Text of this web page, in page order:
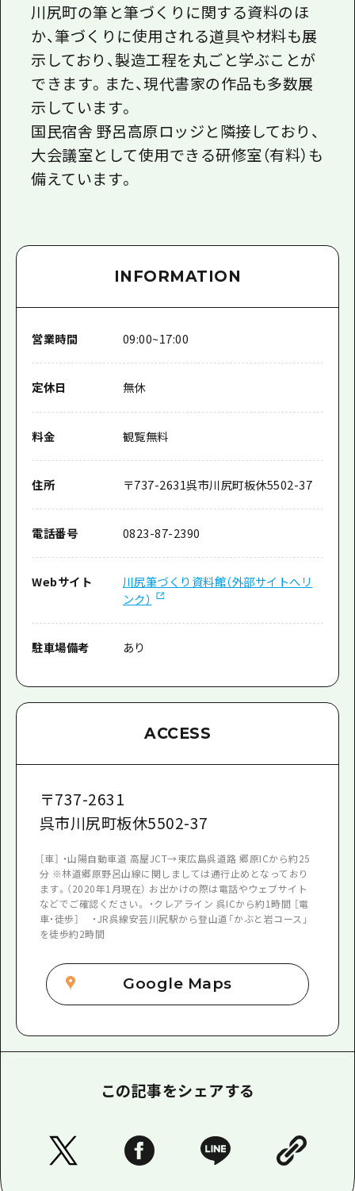
フォトダウンロード
関連リンク
川尻町の筆と筆づくりに関する資料のほ
か、筆づくりに使用される道具や材料も展
示しており、製造工程を丸ごと学ぶことが
できます。また、現代書家の作品も多数展
示しています。
国民宿舎 野呂高原ロッジと隣接しており、
大会議室として使用できる研修室（有料）も
備えています。
INFORMATION
営業時間 09:00~17:00
定休日 無休
料金 観覧無料
住所 〒737-2631呉市川尻町板休5502-37
電話番号 0823-87-2390
Webサイト
川尻筆づくり資料館（外部サイトへリ
ンク）
駐車場備考 あり
ACCESS
〒737-2631
呉市川尻町板休5502-37
［車］ ・山陽自動車道 高屋JCT→東広島呉道路 郷原ICから約25
分 ※林道郷原野呂山線に関しましては通行止めとなっており
ます。（2020年1月現在） お出かけの際は電話やウェブサイト
などでご確認ください。 ・クレアライン 呉ICから約1時間 ［電
車・徒歩］ ・JR呉線安芸川尻駅から登山道「かぶと岩コース」
を徒歩約2時間
Google Maps
この記事をシェアする